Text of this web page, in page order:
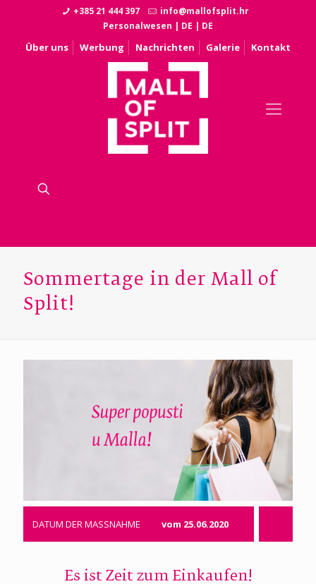
+385 21 444 397
info@mallofsplit.hr
Personalwesen | DE | DE
Über uns Werbung Nachrichten Galerie Kontakt
Sommertage in der Mall of
Split!
DATUM DER MASSNAHME vom 25.06.2020
Es ist Zeit zum Einkaufen!